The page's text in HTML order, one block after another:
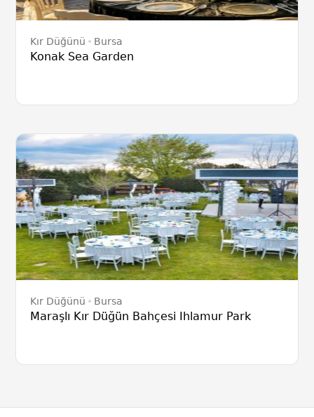
Kır Düğünü Bursa
Konak Sea Garden
Kır Düğünü Bursa
Maraşlı Kır Düğün Bahçesi Ihlamur Park